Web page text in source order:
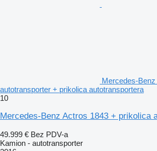
Mercedes-
autotransporter + prikolica autotransportera
10
Mercedes-Benz Actros 1843 + prikolica
49.999 € Bez PDV-a
Kamion - autotransporter